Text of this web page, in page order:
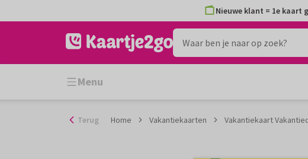
naar
Nieuwe klant = 1e kaart
Menu
Terug Home Vakantiekaarten Vakantiekaart